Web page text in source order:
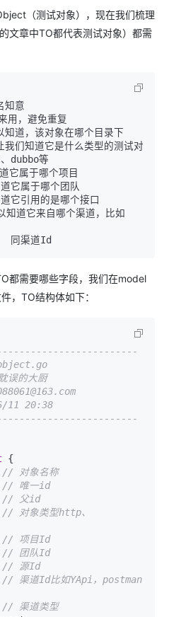
（测试对象），现在我们梳理
文章中TO都代表测试对象）都需
知意
，避免重复
道，该对象在哪个目录下
们知道它是什么类型的测试对
dubbo等
属于哪个项目
属于哪个团队
引用的是哪个接口
道它来自哪个渠道，比如
都需要哪些字段，我们在model
，TO结构体如下：
的大厨
20:38
{
// 对象名称
// 唯一id
// 父id
// 对象类型http、
// 项目Id
// 团队Id
// 源Id
// 渠道Id比如YApi，postman
// 渠道类型